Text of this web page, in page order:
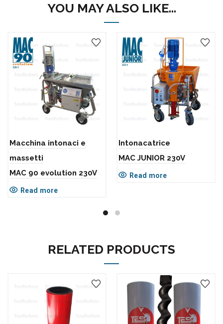
YOU MAY ALSO LIKE…
Macchina intonaci e
massetti
MAC 90 evolution 230V
Read more
Intonacatrice
MAC JUNIOR 230V
Read more
RELATED PRODUCTS